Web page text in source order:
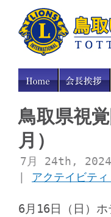
鳥取県視
月）
7月 24th,
アクテイビティ
6月16日（日）